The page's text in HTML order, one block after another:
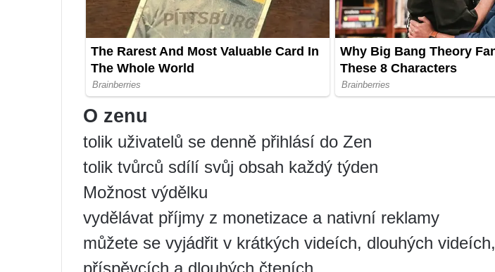
O zenu
tolik uživatelů se denně přihlásí do Zen
tolik tvůrců sdílí svůj obsah každý týden
Možnost výdělku
vydělávat příjmy z monetizace a nativní reklamy
můžete se vyjádřit v krátkých videích, dlouhých videích,